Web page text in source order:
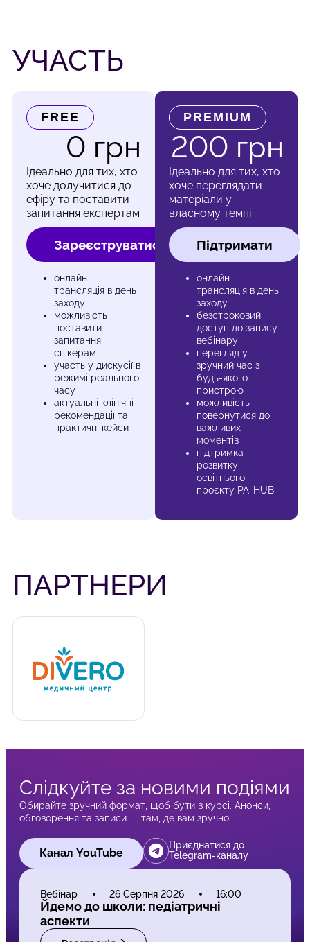
УЧАСТЬ
FREE
0 грн
Ідеально для тих, хто
хоче долучитися до
ефіру та поставити
запитання експертам
Зареєструватись
онлайн-
трансляція в день
заходу
можливість
поставити
запитання
спікерам
участь у дискусії в
режимі реального
часу
актуальні клінічні
рекомендації та
практичні кейси
PREMIUM
200 грн
Ідеально для тих, хто
хоче переглядати
матеріали у
власному темпі
Підтримати
онлайн-
трансляція в день
заходу
безстроковий
доступ до запису
вебінару
перегляд у
зручний час з
будь-якого
пристрою
можливість
повернутися до
важливих
моментів
підтримка
розвитку
освітнього
проєкту PA-HUB
ПАРТНЕРИ
Слідкуйте за новими подіями
Обирайте зручний формат, щоб бути в курсі. Анонси,
обговорення та записи — там, де вам зручно
Канал YouTube
Приєднатися до
Telegram-каналу
Вебінар 26 Серпня 2026 16:00
Йдемо до школи: педіатричні
аспекти